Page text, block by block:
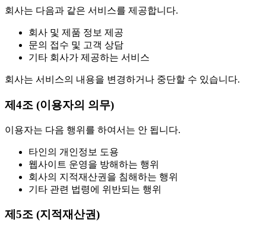
회사는 다음과 같은 서비스를 제공합니다.
회사 및 제품 정보 제공
문의 접수 및 고객 상담
기타 회사가 제공하는 서비스
회사는 서비스의 내용을 변경하거나 중단할 수 있습니다.
제4조 (이용자의 의무)
이용자는 다음 행위를 하여서는 안 됩니다.
타인의 개인정보 도용
웹사이트 운영을 방해하는 행위
회사의 지적재산권을 침해하는 행위
기타 관련 법령에 위반되는 행위
제5조 (지적재산권)